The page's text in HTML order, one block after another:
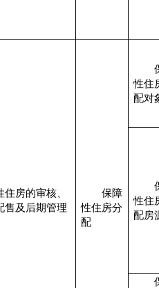
房的审核、
售及后期管理
保障
性住房分
配
性住
配对
性住
配房